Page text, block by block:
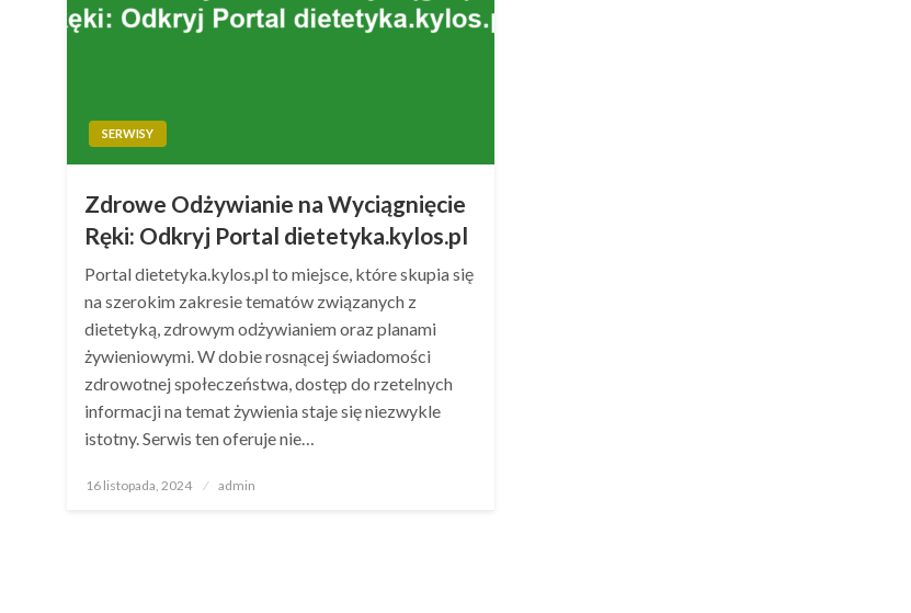
SERWISY
Zdrowe Odżywianie na Wyciągnięcie
Ręki: Odkryj Portal dietetyka.kylos.pl
Portal dietetyka.kylos.pl to miejsce, które skupia się
na szerokim zakresie tematów związanych z
dietetyką, zdrowym odżywianiem oraz planami
żywieniowymi. W dobie rosnącej świadomości
zdrowotnej społeczeństwa, dostęp do rzetelnych
informacji na temat żywienia staje się niezwykle
istotny. Serwis ten oferuje nie…
Opublikowane
16 listopada, 2024 admin